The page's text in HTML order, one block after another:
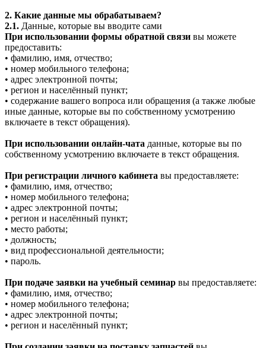
2. Какие данные мы обрабатываем?
2.1. Данные, которые вы вводите сами
При использовании формы обратной связи вы можете
предоставить:
• фамилию, имя, отчество;
• номер мобильного телефона;
• адрес электронной почты;
• регион и населённый пункт;
• содержание вашего вопроса или обращения (а также любые
иные данные, которые вы по собственному усмотрению
включаете в текст обращения).
При использовании онлайн-чата данные, которые вы по
собственному усмотрению включаете в текст обращения.
При регистрации личного кабинета вы предоставляете:
• фамилию, имя, отчество;
• номер мобильного телефона;
• адрес электронной почты;
• регион и населённый пункт;
• место работы;
• должность;
• вид профессиональной деятельности;
• пароль.
При подаче заявки на учебный семинар вы предоставляете:
• фамилию, имя, отчество;
• номер мобильного телефона;
• адрес электронной почты;
• регион и населённый пункт;